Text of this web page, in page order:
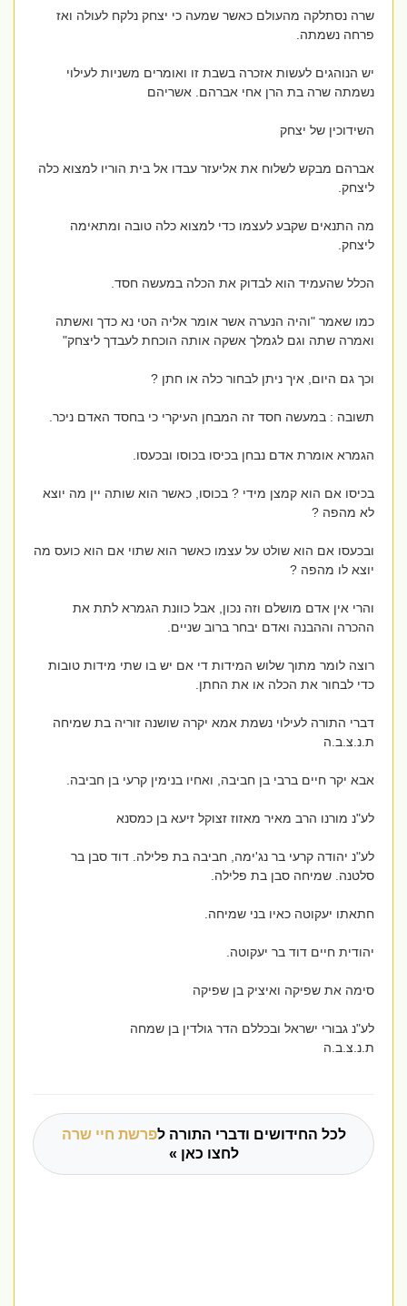
שרה נסתלקה מהעולם כאשר שמעה כי יצחק נלקח לעולה ואז
פרחה נשמתה.
יש הנוהגים לעשות אזכרה בשבת זו ואומרים משניות לעילוי
נשמתה שרה בת הרן אחי אברהם. אשריהם
השידוכין של יצחק
אברהם מבקש לשלוח את אליעזר עבדו אל בית הוריו למצוא כלה
ליצחק.
מה התנאים שקבע לעצמו כדי למצוא כלה טובה ומתאימה
ליצחק.
הכלל שהעמיד הוא לבדוק את הכלה במעשה חסד.
כמו שאמר "והיה הנערה אשר אומר אליה הטי נא כדך ואשתה
ואמרה שתה וגם לגמלך אשקה אותה הוכחת לעבדך ליצחק"
וכך גם היום, איך ניתן לבחור כלה או חתן ?
תשובה : במעשה חסד זה המבחן העיקרי כי בחסד האדם ניכר.
הגמרא אומרת אדם נבחן בכיסו בכוסו ובכעסו.
בכיסו אם הוא קמצן מידי ? בכוסו, כאשר הוא שותה יין מה יוצא
לא מהפה ?
ובכעסו אם הוא שולט על עצמו כאשר הוא שתוי אם הוא כועס מה
יוצא לו מהפה ?
והרי אין אדם מושלם וזה נכון, אבל כוונת הגמרא לתת את
ההכרה וההבנה ואדם יבחר ברוב שניים.
רוצה לומר מתוך שלוש המידות די אם יש בו שתי מידות טובות
כדי לבחור את הכלה או את החתן.
דברי התורה לעילוי נשמת אמא יקרה שושנה זוריה בת שמיחה
ת.נ.צ.ב.ה
אבא יקר חיים ברבי בן חביבה, ואחיו בנימין קרעי בן חביבה.
לע"נ מורנו הרב מאיר מאזוז זצוקל זיעא בן כמסנא
לע"נ יהודה קרעי בר נג'ימה, חביבה בת פלילה. דוד סבן בר
סלטנה. שמיחה סבן בת פלילה.
חתאתו יעקוטה כאיו בני שמיחה.
יהודית חיים דוד בר יעקוטה.
סימה את שפיקה ואיציק בן שפיקה
לע"נ גבורי ישראל ובכללם הדר גולדין בן שמחה
ת.נ.צ.ב.ה
לכל החידושים ודברי התורה לפרשת חיי שרה
לחצו כאן »